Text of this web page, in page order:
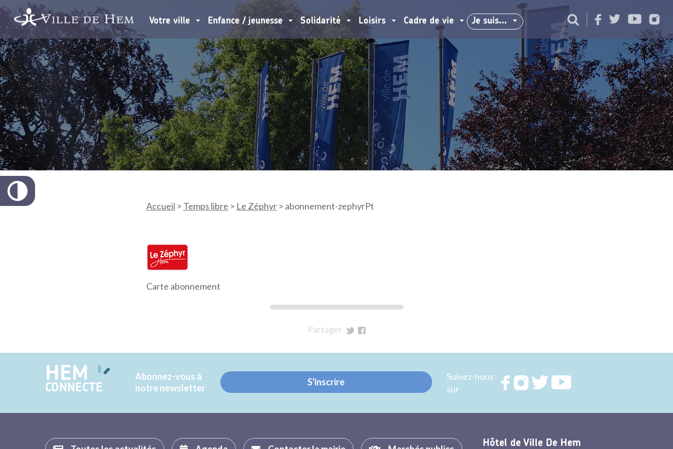
Votre ville Enfance / jeunesse Solidarité Loisirs Cadre de vie Je suis…
Accueil > Temps libre > Le Zéphyr> abonnement-zephyrPt
Carte abonnement
Partager
Twitter
Facebook
HEM
CONNECTE
Abonnez-vous à
notre newsletter
S'inscrire
Suivez-nous
sur
RejoignezRejoignezRejoignez
Hôtel de Ville De Hem